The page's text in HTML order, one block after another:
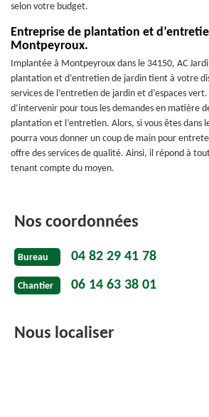
selon votre budget.
Entreprise de plantation et
Montpeyroux.
Implantée à Montpeyroux dans le 34150, AC
plantation et d’entretien de jardin tient à votre
services de l’entretien de jardin et d’espaces
d’intervenir pour tous les demandes en matière
plantation et l’entretien. Alors, si vous êtes dans
pourra vous donner un coup de main pour
offre des services de qualité. Ainsi, il répond à
tenant compte du moyen.
Nos coordonnées
Bureau 04 82 29 41 78
Chantier 06 14 63 38 01
Nous localiser